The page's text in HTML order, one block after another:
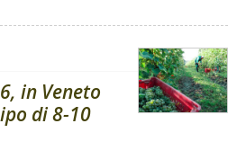
in Veneto
di 8-10